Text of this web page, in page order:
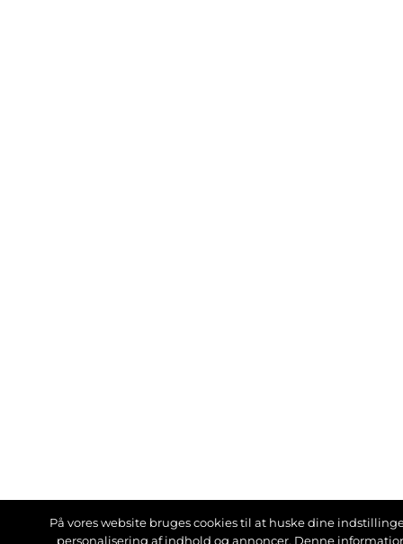
På vores website bruges cookies til at huske dine
personalisering af indhold og annoncer. Denne